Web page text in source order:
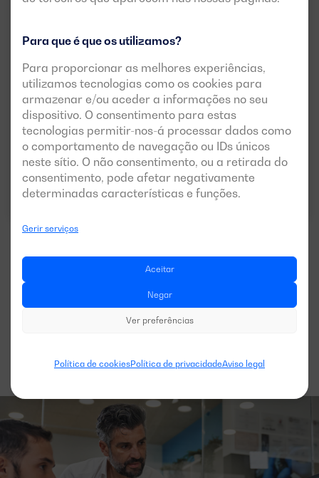
Para que é que os utilizamos?
Para proporcionar as melhores experiências,
utilizamos tecnologias como os cookies para
armazenar e/ou aceder a informações no seu
dispositivo. O consentimento para estas
tecnologias permitir-nos-á processar dados como
o comportamento de navegação ou IDs únicos
neste sítio. O não consentimento, ou a retirada do
consentimento, pode afetar negativamente
determinadas características e funções.
Gerir serviços
Aceitar
Negar
Ver preferências
Política de cookiesPolítica de privacidadeAviso legal
Versão aberta disponível
DGBS 825 ME
POTÊNCIA:
PRP:750 kVA (600 kW)
825 kVA (660 kW)
TENSÃO:
400/230V
EMISSÕES:
EU Stage 0
Descarregar ficha técnica
Ver mais modelos